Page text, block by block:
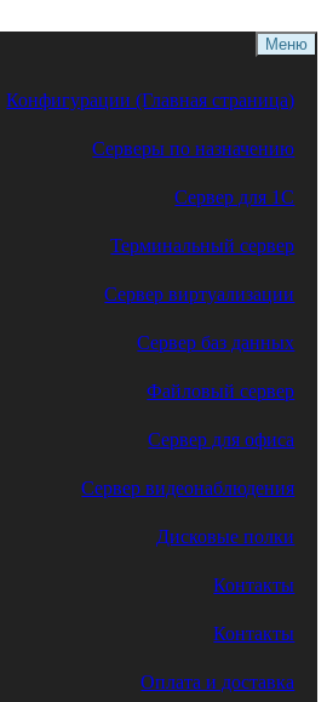
Меню
Конфигурации (Главная страница)
Серверы по назначению
Сервер для 1С
Терминальный сервер
Сервер виртуализации
Сервер баз данных
Файловый сервер
Сервер для офиса
Сервер видеонаблюдения
Дисковые полки
Контакты
Контакты
Оплата и доставка